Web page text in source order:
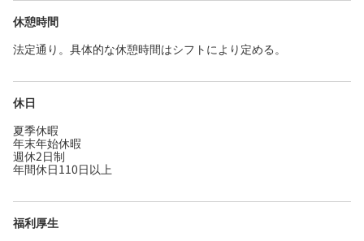
休憩時間
法定通り。具体的な休憩時間はシフトにより定める。
休日
夏季休暇
年末年始休暇
週休2日制
年間休日110日以上
福利厚生